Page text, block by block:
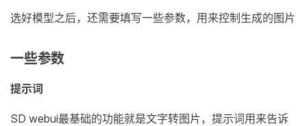
选好模型之后，还需要填写一些参数，用来控制生成的图片
一些参数
提示词
SD webui最基础的功能就是文字转图片，提示词用来告诉